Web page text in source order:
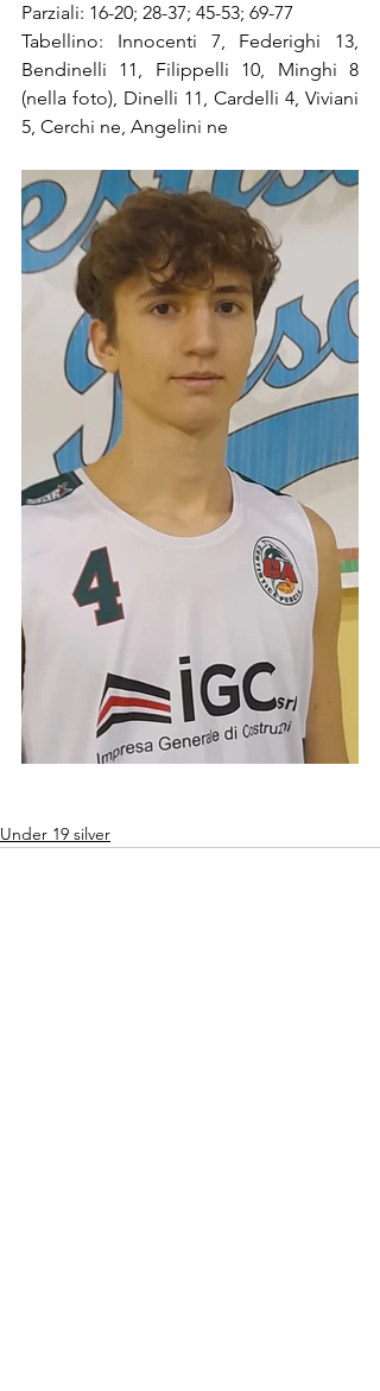
Parziali: 16-20; 28-37; 45-53; 69-77
Tabellino: Innocenti 7, Federighi 13,
Bendinelli 11, Filippelli 10, Minghi 8
(nella foto), Dinelli 11, Cardelli 4, Viviani
5, Cerchi ne, Angelini ne
Under 19 silver